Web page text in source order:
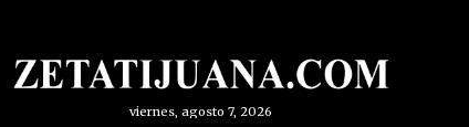
viernes, agosto 7, 2026